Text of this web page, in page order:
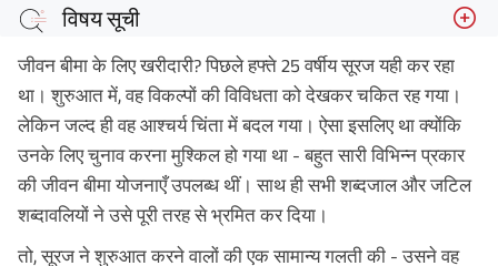
विषय सूची
विभिन्न प्रकार की जीवन बीमा योजनाओं को समझें
उन योजनाओं की तुलना करें जो आपके लिए सही लगती हैं
बीमाकर्ता को जानें
अंतिम शब्द
जीवन बीमा के लिए खरीदारी? पिछले हफ्ते 25 वर्षीय सूरज यही कर रहा
था। शुरुआत में, वह विकल्पों की विविधता को देखकर चकित रह गया।
लेकिन जल्द ही वह आश्चर्य चिंता में बदल गया। ऐसा इसलिए था क्योंकि
उनके लिए चुनाव करना मुश्किल हो गया था - बहुत सारी विभिन्न प्रकार
की जीवन बीमा योजनाएँ उपलब्ध थीं। साथ ही सभी शब्दजाल और जटिल
शब्दावलियों ने उसे पूरी तरह से भ्रमित कर दिया।
तो, सूरज ने शुरुआत करने वालों की एक सामान्य गलती की - उसने वह